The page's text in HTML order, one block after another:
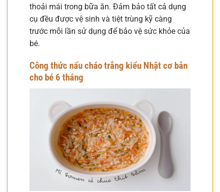
thoải mái trong bữa ăn. Đảm bảo tất cả dụng
cụ đều được vệ sinh và tiệt trùng kỹ càng
trước mỗi lần sử dụng để bảo vệ sức khỏe của
bé.
Công thức nấu cháo trắng kiểu Nhật cơ bản
cho bé 6 tháng